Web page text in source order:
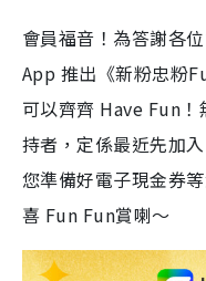
會員福音！為答謝各
App 推出《新粉忠粉
可以齊齊 Have Fun
持者，定係最近先加
您準備好電子現金券
喜 Fun Fun賞喇～